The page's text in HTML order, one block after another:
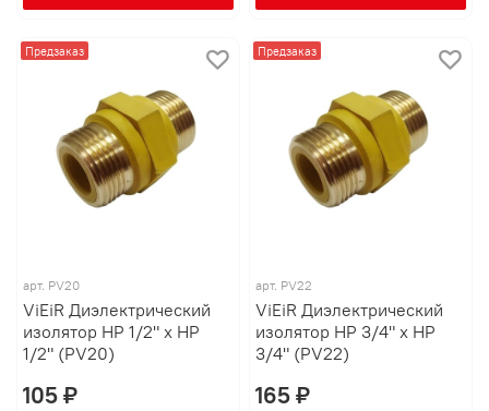
Предзаказ
арт. PV20
ViEiR Диэлектрический
изолятор НР 1/2" х НР
1/2" (PV20)
105 ₽
Предзаказ
арт. PV22
ViEiR Диэлектрический
изолятор НР 3/4" х НР
3/4" (PV22)
165 ₽